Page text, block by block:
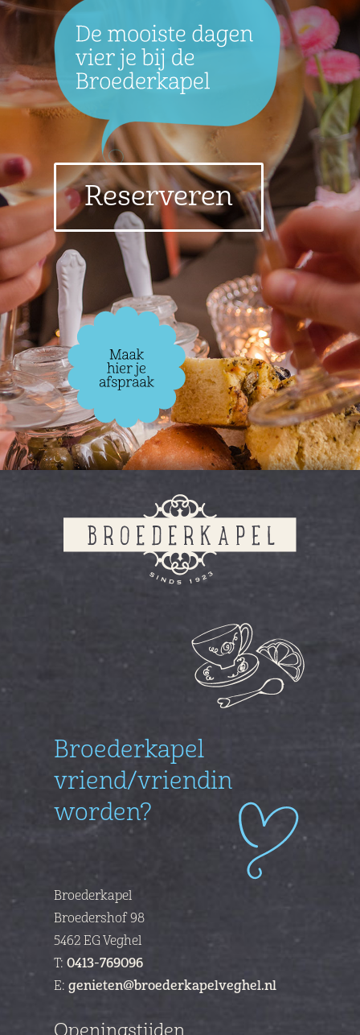
Reserveren
Broederkapel
vriend/vriendin
worden?
Broederkapel
Broedershof 98
5462 EG Veghel
T:0413-769096
E:genieten@broederkapelveghel.nl